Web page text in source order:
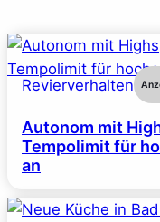
Revierverhalten
Autonom mit
Tempolimit für
an